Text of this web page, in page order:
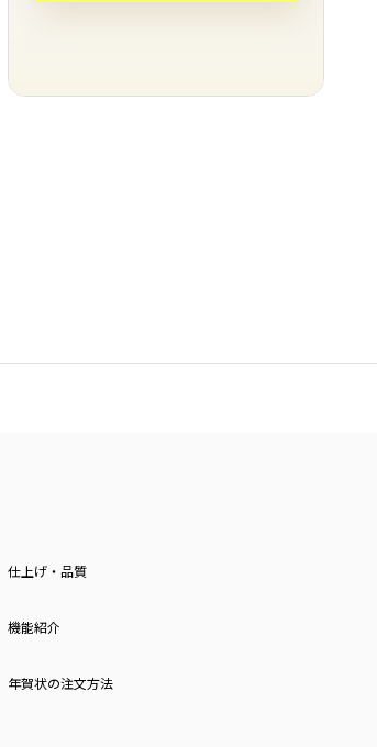
仕上げ・品質
機能紹介
年賀状の注文方法